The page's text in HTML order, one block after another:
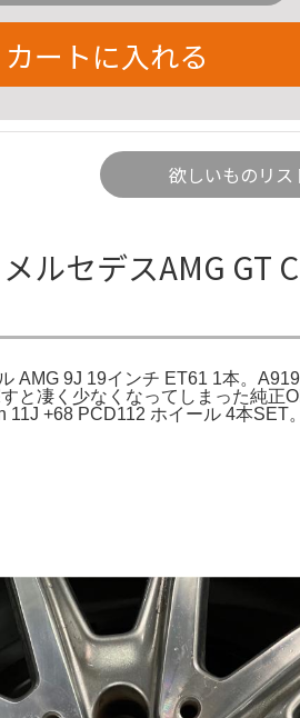
カートに入れる
欲しいものリス
ルセデスAMG GT
AMG 9J 19インチ ET61 1本。
と凄く少なくなってしまった純正
11J +68 PCD112 ホイール 4本SET